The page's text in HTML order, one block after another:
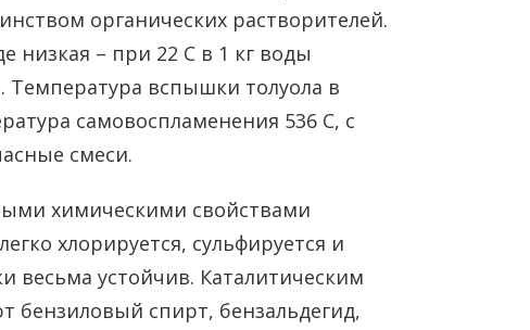
органических растворителей.
низкая – при 22 С в 1 кг воды
Температура вспышки толуола в
самовоспламенения 536 С, с
смеси.
химическими свойствами
хлорируется, сульфируется и
весьма устойчив. Каталитическим
бензиловый спирт, бензальдегид,